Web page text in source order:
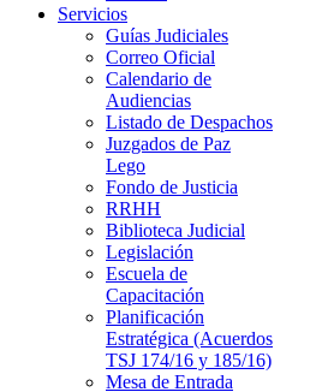
Servicios
Guías Judiciales
Correo Oficial
Calendario de
Audiencias
Listado de Despachos
Juzgados de Paz
Lego
Fondo de Justicia
RRHH
Biblioteca Judicial
Legislación
Escuela de
Capacitación
Planificación
Estratégica (Acuerdos
TSJ 174/16 y 185/16)
Mesa de Entrada